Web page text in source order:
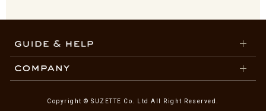
Copyright © SUZETTE Co. Ltd All Right Reserved.